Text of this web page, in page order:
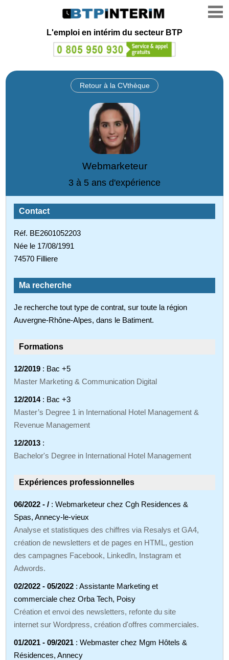
L'emploi en intérim du secteur BTP
Retour à la CVthèque
Webmarketeur
3 à 5 ans d'expérience
Contact
Réf. BE2601052203
Née le 17/08/1991
74570 Filliere
Ma recherche
Je recherche tout type de contrat, sur toute la région
Auvergne-Rhône-Alpes, dans le Batiment.
Formations
12/2019 : Bac +5
Master Marketing & Communication Digital
12/2014: Bac +3
Master’s Degree 1 in International Hotel Management &
Revenue Management
12/2013 :
Bachelor's Degree in International Hotel Management
Expériences professionnelles
06/2022 - / : Webmarketeur chez Cgh Residences &
Spas, Annecy-le-vieux
Analyse et statistiques des chiffres via Resalys et GA4,
création de newsletters et de pages en HTML, gestion
des campagnes Facebook, LinkedIn, Instagram et
Adwords.
02/2022 - 05/2022 : Assistante Marketing et
commerciale chez Orba Tech, Poisy
Création et envoi des newsletters, refonte du site
internet sur Wordpress, création d'offres commerciales.
01/2021 - 09/2021 : Webmaster chez Mgm Hôtels &
Résidences, Annecy